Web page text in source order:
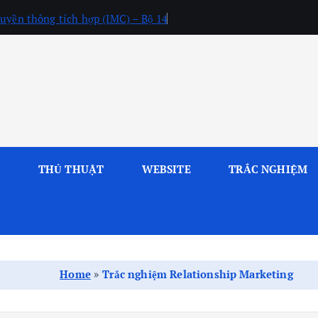
thông tích hợp (IMC) – Bộ 14
THỦ THUẬT WEBSITE TRẮC NGHIỆM
Home»Trắc nghiệm Relationship Marketing